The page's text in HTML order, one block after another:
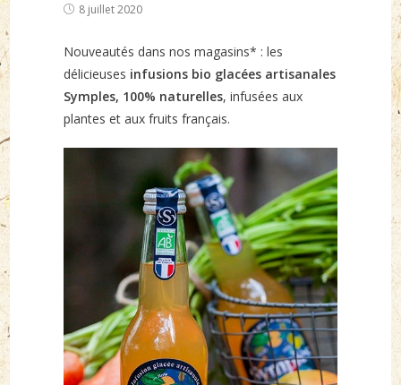
Post8 juillet 2020
Nouveautés dans nos magasins* : les
délicieuses infusions bio glacées artisanales
Symples, 100% naturelles, infusées aux
plantes et aux fruits français.